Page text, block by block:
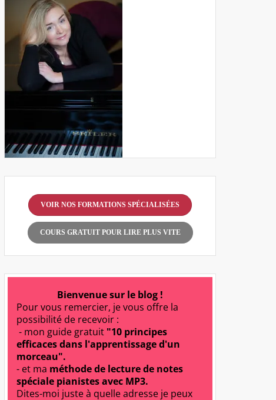
VOIR NOS FORMATIONS SPÉCIALISÉES
COURS GRATUIT POUR LIRE PLUS VITE